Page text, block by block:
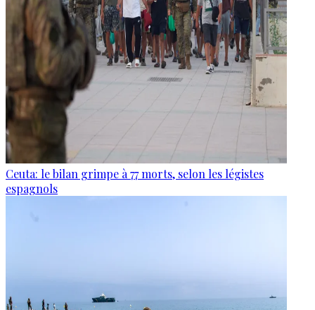
Ceuta: le bilan grimpe à 77 morts, selon les légistes
espagnols